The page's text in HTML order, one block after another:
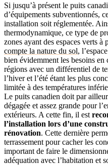
Si jusqu’à présent le puits
d’équipements subventionnés,
installation soit réglementée.
thermodynamique, ce type de
zones ayant des espaces verts à
compte la nature du sol,
bien évidemment les besoins
régions avec un différentiel de
l’hiver et l’été étant les plus
limitée à des températures
Le puits canadien doit par
dégagée et assez grande pour
extérieurs. A cette fin, il est
l’installation lors d’une
rénovation. Cette dernière
terrassement pour cacher les
important de faire le
adéquation avec l’habitation et